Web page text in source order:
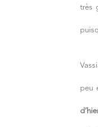
très
peu